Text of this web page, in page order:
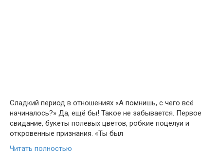
Сладкий период в отношениях «А помнишь, с чего всё
начиналось?» Да, ещё бы! Такое не забывается. Первое
свидание, букеты полевых цветов, робкие поцелуи и
откровенные признания. «Ты был
Читать полностью